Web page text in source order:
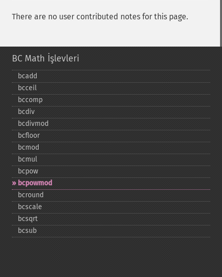
There are no user contributed notes for this page.
BC Math İşlevleri
bcadd
bcceil
bccomp
bcdiv
bcdivmod
bcfloor
bcmod
bcmul
bcpow
bcpowmod
bcround
bcscale
bcsqrt
bcsub